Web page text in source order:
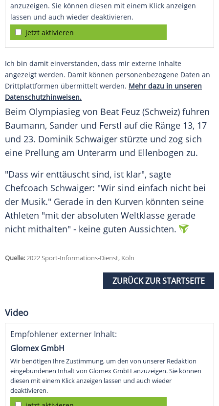
anzuzeigen. Sie können diesen mit einem Klick anzeigen
lassen und auch wieder deaktivieren.
jetzt aktivieren
Ich bin damit einverstanden, dass mir externe Inhalte
angezeigt werden. Damit können personenbezogene Daten an
Drittplattformen übermittelt werden. Mehr dazu in unseren
Datenschutzhinweisen.
Beim Olympiasieg von Beat Feuz (Schweiz) fuhren
Baumann, Sander und Ferstl auf die Ränge 13, 17
und 23. Dominik Schwaiger stürzte und zog sich
eine Prellung am Unterarm und Ellenbogen zu.
"Dass wir enttäuscht sind, ist klar", sagte
Chefcoach Schwaiger: "Wir sind einfach nicht bei
der Musik." Gerade in den Kurven könnten seine
Athleten "mit der absoluten Weltklasse gerade
nicht mithalten" - keine guten Aussichten.
Quelle:2022 Sport-Informations-Dienst, Köln
ZURÜCK ZUR STARTSEITE
Video
Empfohlener externer Inhalt:
Glomex GmbH
Wir benötigen Ihre Zustimmung, um den von unserer Redaktion
eingebundenen Inhalt von Glomex GmbH anzuzeigen. Sie können
diesen mit einem Klick anzeigen lassen und auch wieder
deaktivieren.